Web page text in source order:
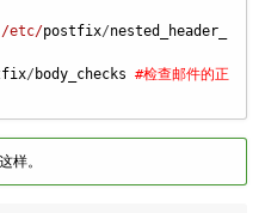
/etc/postfix/nested_header_
/ body_checks #检查邮件的正
样。